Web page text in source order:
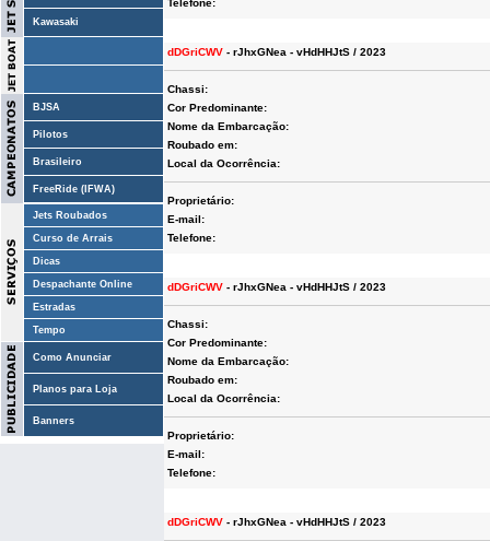
Kawasaki
BJSA
Pilotos
Brasileiro
FreeRide (IFWA)
Jets Roubados
Curso de Arrais
Dicas
Despachante Online
Estradas
Tempo
Como Anunciar
Planos para Loja
Banners
Telefone:
dDGriCWV - rJhxGNea - vHdHHJtS / 2023
Chassi:
Cor Predominante:
Nome da Embarcação:
Roubado em:
Local da Ocorrência:
Proprietário:
E-mail:
Telefone:
dDGriCWV - rJhxGNea - vHdHHJtS / 2023
Chassi:
Cor Predominante:
Nome da Embarcação:
Roubado em:
Local da Ocorrência:
Proprietário:
E-mail:
Telefone:
dDGriCWV - rJhxGNea - vHdHHJtS / 2023